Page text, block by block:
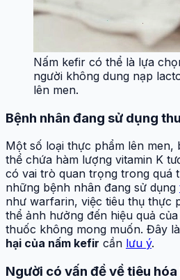
Nấm kefir có thể là lựa
người không dung nạp
lên men.
Bệnh nhân đang sử dụng
Một số loại thực phẩm lên men,
thể chứa hàm lượng vitamin K
có vai trò quan trọng trong quá
những bệnh nhân đang sử dụng
như warfarin, việc tiêu thụ thực
thể ảnh hưởng đến hiệu quả
thuốc không mong muốn. Đây
hại của nấm kefir cần lưu ý.
Người có vấn đề về tiêu